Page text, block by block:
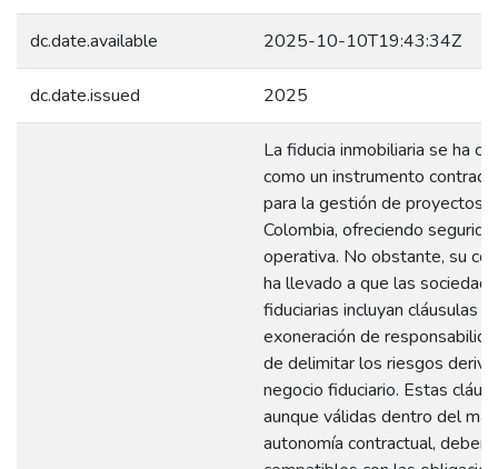
dc.date.available 2025-10-10T19:43:34Z
dc.date.issued 2025
La fiducia inmobiliaria se ha
como un instrumento
para la gestión de proyectos
Colombia, ofreciendo
operativa. No obstante, su
ha llevado a que las
fiduciarias incluyan cláusulas
exoneración de
de delimitar los riesgos
negocio fiduciario. Estas
aunque válidas dentro del
autonomía contractual, deben